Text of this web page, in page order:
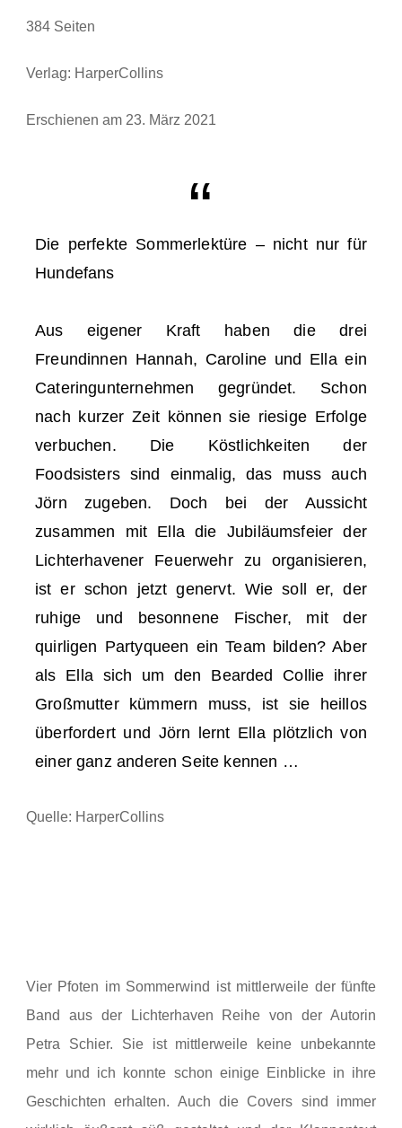
384 Seiten
Verlag: HarperCollins
Erschienen am 23. März 2021
Die perfekte Sommerlektüre – nicht nur für
Hundefans
Aus eigener Kraft haben die drei
Freundinnen Hannah, Caroline und Ella ein
Cateringunternehmen gegründet. Schon
nach kurzer Zeit können sie riesige Erfolge
verbuchen. Die Köstlichkeiten der
Foodsisters sind einmalig, das muss auch
Jörn zugeben. Doch bei der Aussicht
zusammen mit Ella die Jubiläumsfeier der
Lichterhavener Feuerwehr zu organisieren,
ist er schon jetzt genervt. Wie soll er, der
ruhige und besonnene Fischer, mit der
quirligen Partyqueen ein Team bilden? Aber
als Ella sich um den Bearded Collie ihrer
Großmutter kümmern muss, ist sie heillos
überfordert und Jörn lernt Ella plötzlich von
einer ganz anderen Seite kennen …
Quelle: HarperCollins
Vier Pfoten im Sommerwind ist mittlerweile der fünfte
Band aus der Lichterhaven Reihe von der Autorin
Petra Schier. Sie ist mittlerweile keine unbekannte
mehr und ich konnte schon einige Einblicke in ihre
Geschichten erhalten. Auch die Covers sind immer